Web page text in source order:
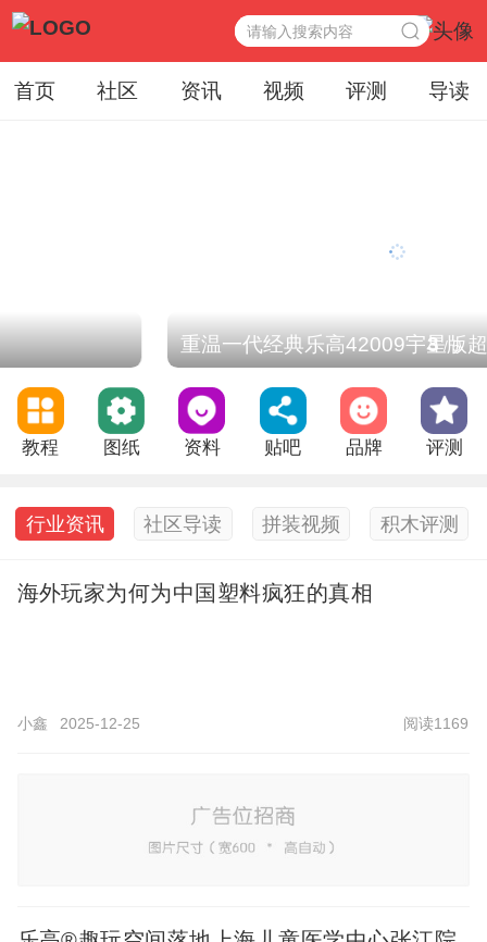
首页 社区 资讯 视频 评测 导读
重温一代经典乐高42009宇星版超级电 3/5
教程 图纸 资料 贴吧 品牌 评测
行业资讯 社区导读 拼装视频 积木评测
海外玩家为何为中国塑料疯狂的真相
小鑫 2025-12-25 阅读1169